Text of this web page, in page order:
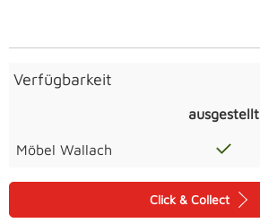
Verfügbarkeit
ausgestellt
Möbel Wallach
Click & Collect